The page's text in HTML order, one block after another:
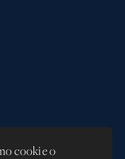
cookie o